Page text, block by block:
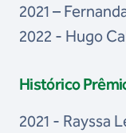
2021 –
2022 - Hugo
Histórico
2021 - Rayssa